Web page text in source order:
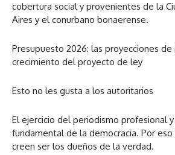
cobertura social y provenientes de la
Aires y el conurbano bonaerense.
Presupuesto 2026: las proyecciones de
crecimiento del proyecto de ley
Esto no les gusta a los autoritarios
El ejercicio del periodismo profesional
fundamental de la democracia. Por
creen ser los dueños de la verdad.